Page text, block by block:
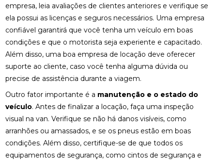
empresa, leia avaliações de clientes anteriores e verifique se
ela possui as licenças e seguros necessários. Uma empresa
confiável garantirá que você tenha um veículo em boas
condições e que o motorista seja experiente e capacitado.
Além disso, uma boa empresa de locação deve oferecer
suporte ao cliente, caso você tenha alguma dúvida ou
precise de assistência durante a viagem.
Outro fator importante é a manutenção e o estado do
veículo. Antes de finalizar a locação, faça uma inspeção
visual na van. Verifique se não há danos visíveis, como
arranhões ou amassados, e se os pneus estão em boas
condições. Além disso, certifique-se de que todos os
equipamentos de segurança, como cintos de segurança e